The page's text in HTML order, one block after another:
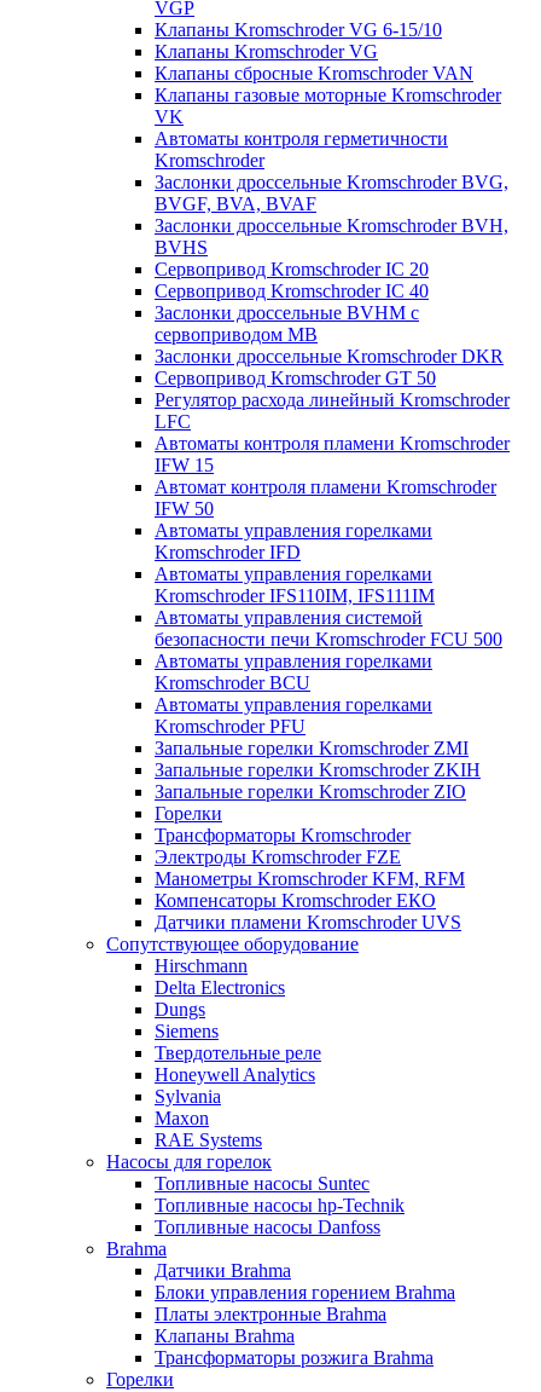
VGP
Клапаны Kromschroder VG 6-15/10
Клапаны Kromschroder VG
Клапаны сбросные Kromschroder VAN
Клапаны газовые моторные Kromschroder
VK
Автоматы контроля герметичности
Kromschroder
Заслонки дроссельные Kromschroder BVG,
BVGF, BVA, BVAF
Заслонки дроссельные Kromschroder BVH,
BVHS
Сервопривод Kromschroder IC 20
Сервопривод Kromschroder IC 40
Заслонки дроссельные BVHM с
сервоприводом МВ
Заслонки дроссельные Kromschroder DKR
Cервопривод Kromschroder GT 50
Регулятор расхода линейный Kromschroder
LFC
Автоматы контроля пламени Kromschroder
IFW 15
Автомат контроля пламени Kromschroder
IFW 50
Автоматы управления горелками
Kromschroder IFD
Автоматы управления горелками
Kromschroder IFS110IM, IFS111IM
Автоматы управления системой
безопасности печи Kromschroder FCU 500
Автоматы управления горелками
Kromschroder BCU
Автоматы управления горелками
Kromschroder PFU
Запальные горелки Kromschroder ZМI
Запальные горелки Kromschroder ZKIH
Запальные горелки Kromschroder ZIO
Горелки
Трансформаторы Kromschroder
Электроды Kromschroder FZE
Манометры Kromschroder KFM, RFM
Компенсаторы Kromschroder ЕКО
Датчики пламени Kromschroder UVS
Сопутствующее оборудование
Hirschmann
Delta Electronics
Dungs
Siemens
Твердотельные реле
Honeywell Analytics
Sylvania
Maxon
RAE Systems
Насосы для горелок
Топливные насосы Suntec
Топливные насосы hp-Technik
Топливные насосы Danfoss
Brahma
Датчики Brahma
Блоки управления горением Brahma
Платы электронные Brahma
Клапаны Brahma
Трансформаторы розжига Brahma
Горелки